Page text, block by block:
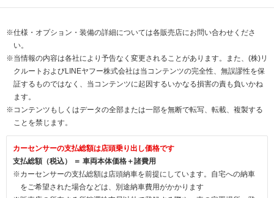
※仕様・オプション・装備の詳細については各販売店にお問い合わせくださ
い。
※当情報の内容は各社により予告なく変更されることがあります。また、(株)リ
クルートおよびLINEヤフー株式会社は当コンテンツの完全性、無誤謬性を保
証するものではなく、当コンテンツに起因するいかなる損害の責も負いかね
ます。
※コンテンツもしくはデータの全部または一部を無断で転写、転載、複製する
ことを禁じます。
カーセンサーの支払総額は店頭乗り出し価格です
支払総額（税込） ＝ 車両本体価格＋諸費用
※カーセンサーの支払総額は店頭納車を前提にしています。自宅への納車
をご希望された場合などは、別途納車費用がかかります